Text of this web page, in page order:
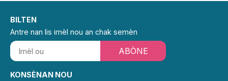
KONSÈNAN NOU
BILTEN
Antre nan lis imèl nou an chak semèn
ABÒNE